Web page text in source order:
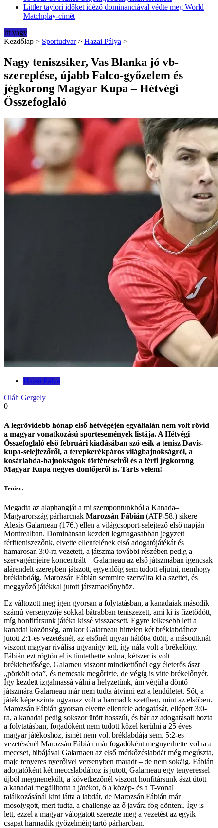
Littler taylori időket idéző dominanciával védte meg World
Matchplay-címét
Itt vagy
Kezdőlap > Sportudvar > Hazai Pálya >
Nagy teniszsiker, Vas Blanka jó vb-
szereplése, újabb Falco-győzelem és
jégkorong Magyar Kupa – Hétvégi
Összefoglaló
Hazai Pálya
Oláh Gergely
0
A legrövidebb hónap első hétvégéjén egyáltalán nem volt rövid
a magyar vonatkozású sportesemények listája. A Hétvégi
Összefoglaló első februári kiadásában szó esik a tenisz Davis-
kupa-selejtezőről, a terepkerékpáros világbajnokságról, a
kosárlabda-bajnokságok történéseiről és a férfi jégkorong
Magyar Kupa négyes döntőjéről is. Tarts velem!
Tenisz:
Megadta az alaphangját a mi szempontunkból a Kanada–
Magyarország párharcnak Marozsán Fábián (ATP-58.) sikere
Alexis Galarneau (176.) ellen a világcsoport-selejtező első napján
Montrealban. Dominánsan kezdett legmagasabban jegyzett
férfiteniszezőnk, elvette ellenfelének első adogatójátékát és
hamarosan 3:0-ra vezetett, a játszma további részében pedig a
szervagémjeire koncentrált – Galarneau az első játszmában igencsak
alárendelt szerepben játszott, egyenlőig sem tudott eljutni, nemhogy
bréklabdáig. Marozsán Fábián semmire szerválta ki a szettet, és
meggyőző játékkal jutott játszmaelőnyhöz.
Ez változott meg igen gyorsan a folytatásban, a kanadaiak második
számú versenyzője sokkal bátrabban teniszezett, ami ki is fizetődött,
míg honfitársunk játéka kissé visszaesett. Egyre lelkesebb lett a
kanadai közönség, amikor Galarneau hirtelen két bréklabdához
jutott 2:1-es vezetésnél, az elsőnél ugyan hálóba ütött, a másodiknál
viszont magyar riválisa ugyanígy tett, így nála volt a brékelőny.
Fábián ezt rögtön el is tüntethette volna, kétszer is volt
bréklehetősége, Galarneu viszont mindkettőnél egy életerős ászt
„pörkölt oda”, és nemcsak megőrizte, de végig is vitte brékelőnyét.
Így kezdett izgalmassá válni a helyzetünk, ám végül a döntő
játszmára Galarneau már nem tudta átvinni ezt a lendületet. Sőt, a
játék képe szinte ugyanaz volt a harmadik szettben, mint az elsőben.
Marozsán Fábián gyorsan elvette ellenfele adogatását, ellépett 3:0-
ra, a kanadai pedig sokszor ütött hosszút, és bár az adogatásait hozta
a folytatásban, fogadóként nem tudott közel kerülni a 25 éves
magyar játékoshoz, ismét nem volt bréklabdája sem. 5:2-es
vezetésénél Marozsán Fábián már fogadóként megnyerhette volna a
meccset, hibájával Galarnaeu az első mérkőzéslabdát még megúszta,
majd tenyeres nyerőivel versenyben maradt – de nem sokáig. Fábián
adogatóként két meccslabdához is jutott, Galarneau egy tenyeressel
újból megmenekült, a következőnél viszont honfitársunk ászt ütött –
a kanadai megállította a játékot, ő a közép- és a T-vonal
találkozásánál kint látta a labdát, de Marozsán Fábián már
mosolygott, mert tudta, a challenge az ő javára fog dönteni. Így is
lett, ezzel a magyar válogatott szerezte meg a vezetést az egyik
csapat harmadik győzelméig tartó párharcban.